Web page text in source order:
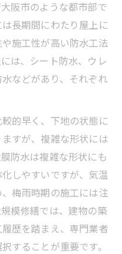
阪市のような都市部で
長期間にわたり屋上に
施工性が高い防水工法
は、シート防水、ウレ
などがあり、それぞれ
的早く、下地の状態に
すが、複雑な形状には
防水は複雑な形状にも
しやすいですが、気温
梅雨時期の施工には注
模修繕では、建物の築
歴を踏まえ、専門業者
することが重要です。